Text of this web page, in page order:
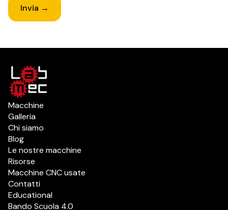
Invia →
Macchine
Galleria
Chi siamo
Blog
Le nostre macchine
Risorse
Macchine CNC usate
Contatti
Educational
Bando Scuola 4.0